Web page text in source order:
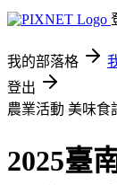
我的部落格
登出
農業活動 美味食
2025臺